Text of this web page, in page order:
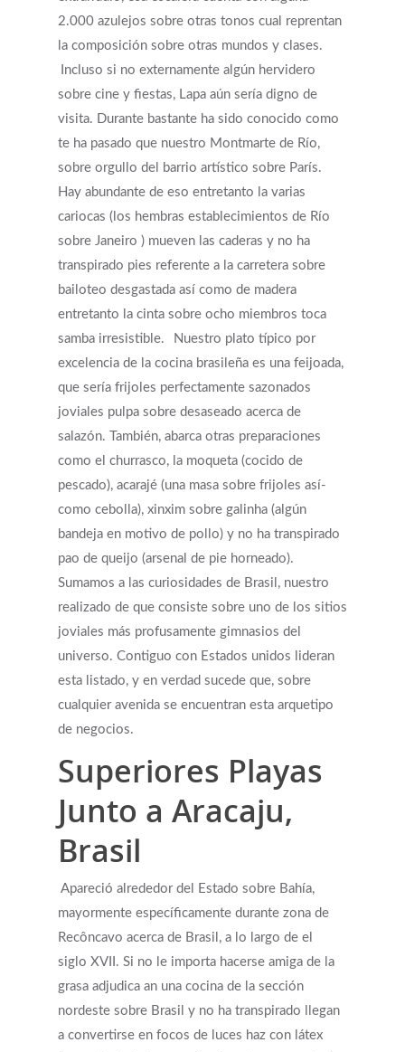
2.000 azulejos sobre otras tonos cual reprentan
la composición sobre otras mundos y clases.
Incluso si no externamente algún hervidero
sobre cine y fiestas, Lapa aún sería digno de
visita. Durante bastante ha sido conocido como
te ha pasado que nuestro Montmarte de Río,
sobre orgullo del barrio artístico sobre París.
Hay abundante de eso entretanto la varias
cariocas (los hembras establecimientos de Río
sobre Janeiro ) mueven las caderas y no ha
transpirado pies referente a la carretera sobre
bailoteo desgastada así­ como de madera
entretanto la cinta sobre ocho miembros toca
samba irresistible.
Nuestro plato típico por
excelencia de la cocina brasileña es una feijoada,
que serí­a frijoles perfectamente sazonados
joviales pulpa sobre desaseado acerca de
salazón. También, abarca otras preparaciones
como el churrasco, la moqueta (cocido de
pescado), acarajé (una masa sobre frijoles así­
como cebolla), xinxim sobre galinha (algún
bandeja en motivo de pollo) y no ha transpirado
pao de queijo (arsenal de pie horneado).
Sumamos a las curiosidades de Brasil, nuestro
realizado de que consiste sobre uno de los sitios
joviales más profusamente gimnasios del
universo. Contiguo con Estados unidos lideran
esta listado, y en verdad sucede que, sobre
cualquier avenida se encuentran esta arquetipo
de negocios.
Superiores Playas
Junto a Aracaju,
Brasil
Apareció alrededor del Estado sobre Bahía,
mayormente específicamente durante zona de
Recôncavo acerca de Brasil, a lo largo de el
siglo XVII. Si no le importa hacerse amiga de la
grasa adjudica an una cocina de la sección
nordeste sobre Brasil y no ha transpirado llegan
a convertirse en focos de luces haz con látex
Get Started
Appointments / Client Portal
Services
First Responders
What is EMDR?
What is Brainspotting?
Providers
Information
Videos & Podcasts
Expectations Of Therapy
Insurance Vs Self-pay
What Types Of Providers Are
Why Do Providers Charge For
And Late Cancelations?
Reflective Listening
Photos
Contact Us